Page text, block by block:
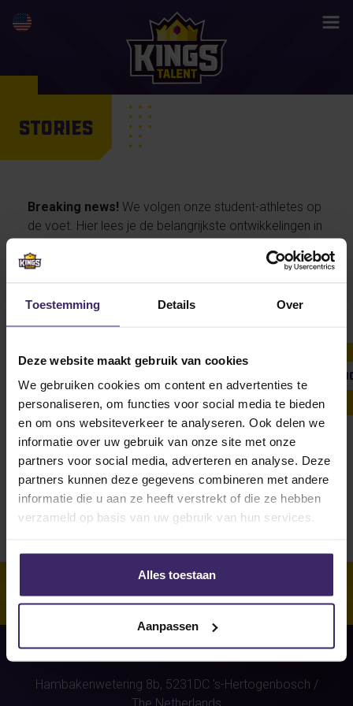
Toestemming Details Over
Deze website maakt gebruik van cookies
We gebruiken cookies om content en advertenties te
personaliseren, om functies voor social media te bieden
en om ons websiteverkeer te analyseren. Ook delen we
informatie over uw gebruik van onze site met onze
partners voor social media, adverteren en analyse. Deze
partners kunnen deze gegevens combineren met andere
informatie die u aan ze heeft verstrekt of die ze hebben
verzameld op basis van uw gebruik van hun services.
Alles toestaan
Aanpassen
STORIES
Breaking news! We volgen onze student-athletes op
de voet. Hier lees je de belangrijkste ontwikkelingen in
persoonlijke verhalen van onze talenten… en straks
Unfortunately, for this athlete
(Connor van Loveren)were no
stories found.
Hambakenwetering 8b, 5231DC 's-Hertogenbosch /